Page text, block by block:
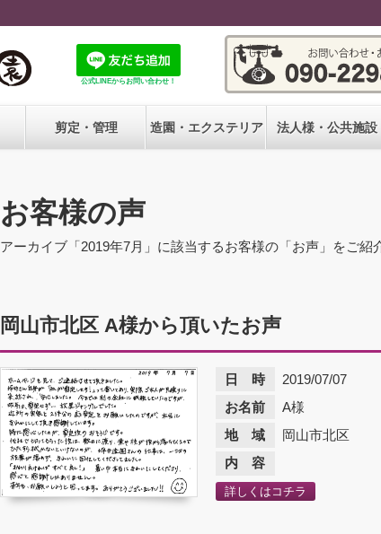
公式LINEからお問い合わせ！
剪定・管理 造園・エクステリア 法人様・公共施設
お客様の声
アーカイブ「2019年7月」に該当するお客様の「お声」をご紹
岡山市北区 A様から頂いたお声
日 時
2019/07/07
お名前
A様
地 域
岡山市北区
内 容
詳しくはコチラ